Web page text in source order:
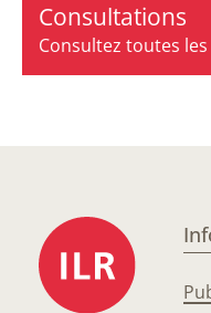
Consultations
Consultez toutes